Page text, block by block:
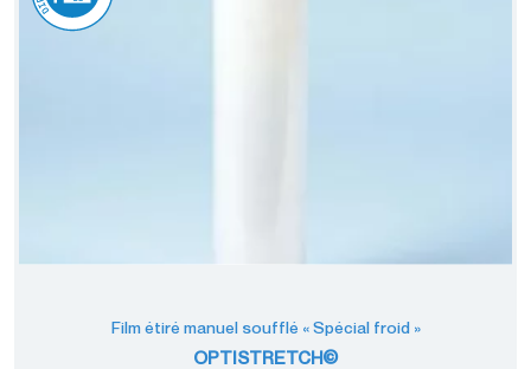
Film étiré manuel soufflé « Spécial froid »
OPTISTRETCH©